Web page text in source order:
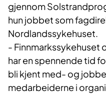
gjennom
hun jobbet som
Nordlandssykehuset.
- Finnmarkssykehuset
har en spennende tid
bli kjent med- og
medarbeiderne i